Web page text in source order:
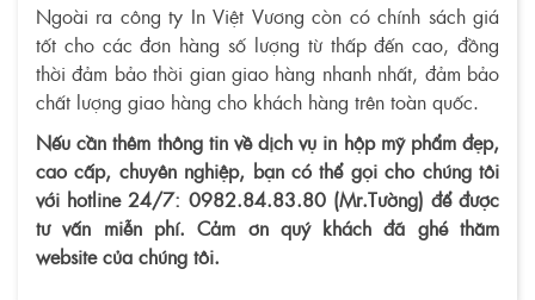
Ngoài ra công ty In Việt Vương còn có chính sách giá
tốt cho các đơn hàng số lượng từ thấp đến cao, đồng
thời đảm bảo thời gian giao hàng nhanh nhất, đảm bảo
chất lượng giao hàng cho khách hàng trên toàn quốc.
Nếu cần thêm thông tin về dịch vụ in hộp mỹ phẩm đẹp,
cao cấp, chuyên nghiệp, bạn có thể gọi cho chúng tôi
với hotline 24/7: 0982.84.83.80 (Mr.Tường) để được
tư vấn miễn phí. Cảm ơn quý khách đã ghé thăm
website của chúng tôi.